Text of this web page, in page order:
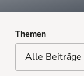
Themen